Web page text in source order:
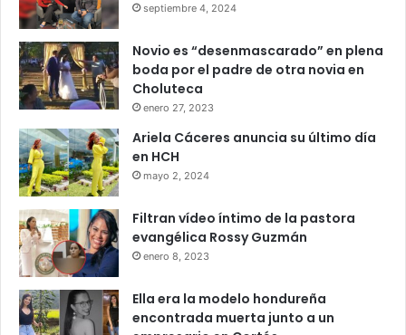
septiembre 4, 2024
Novio es “desenmascarado” en plena
boda por el padre de otra novia en
Choluteca
enero 27, 2023
Ariela Cáceres anuncia su último día
en HCH
mayo 2, 2024
Filtran vídeo íntimo de la pastora
evangélica Rossy Guzmán
enero 8, 2023
Ella era la modelo hondureña
encontrada muerta junto a un